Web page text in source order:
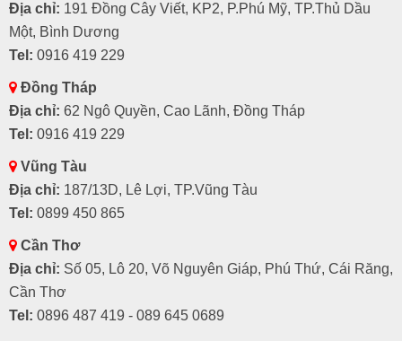
Địa chỉ: 191 Đồng Cây Viết, KP2, P.Phú Mỹ, TP.Thủ Dầu
Một, Bình Dương
Tel: 0916 419 229
Đồng Tháp
Địa chỉ: 62 Ngô Quyền, Cao Lãnh, Đồng Tháp
Tel: 0916 419 229
Vũng Tàu
Địa chỉ: 187/13D, Lê Lợi, TP.Vũng Tàu
Tel: 0899 450 865
Cần Thơ
Địa chỉ: Số 05, Lô 20, Võ Nguyên Giáp, Phú Thứ, Cái Răng,
Cần Thơ
Tel: 0896 487 419 - 089 645 0689